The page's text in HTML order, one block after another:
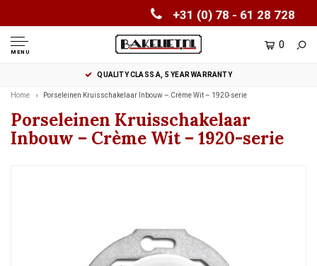
+31 (0) 78 - 61 28 728
MENU
0
QUALITY CLASS A, 5 YEAR WARRANTY
Home Porseleinen Kruisschakelaar Inbouw – Crème Wit – 1920-serie
Porseleinen Kruisschakelaar
Inbouw – Crème Wit – 1920-serie